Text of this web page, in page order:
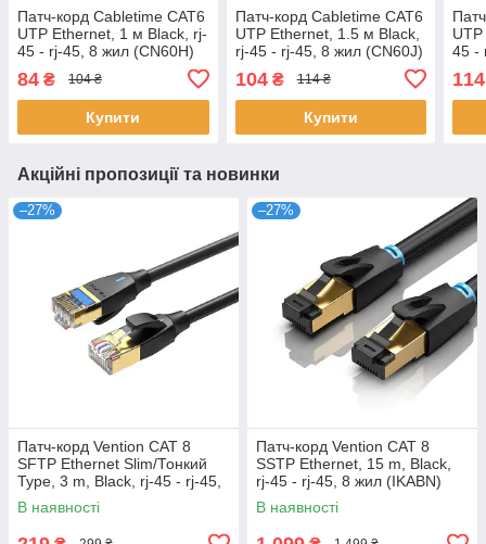
Патч-корд Cabletime CAT6
UTP Ethernet, 1 м Black, rj-
45 - rj-45, 8 жил (CN60H)
84 ₴ 104 ₴
Купити
Патч-корд Cabletime CAT6
UTP Ethernet, 1.5 м Black,
rj-45 - rj-45, 8 жил (CN60J)
104₴ 114 ₴
Купити
45 -
114
Акційні пропозиції та новинки
–27%
Патч-корд Vention CAT 8
SFTP Ethernet Slim/Тонкий
Type, 3 m, Black, rj-45 - rj-45,
8 жил (IKIBI)
В наявності
–27%
Патч-корд Vention CAT 8
SSTP Ethernet, 15 m, Black,
rj-45 - rj-45, 8 жил (IKABN)
В наявності